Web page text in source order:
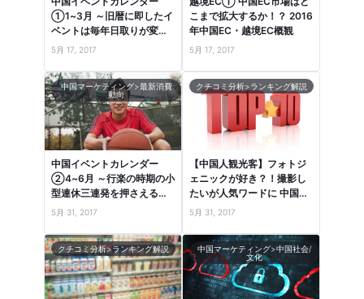
①1~3月 ～旧暦に即したイ
ベントは毎年日取りが変わ
るので注意！～
5月 17, 2017
こまで拡大するか！？ 2016
年中国EC・越境EC概観
5月 17, 2017
中国マーケティング>最新消費
動向
中国イベントカレンダー
②4~6月 ～行楽の時期の小
型連休三連発を押さえる！
～
5月 31, 2017
クチコミ分析>ランキング解説
【中国人観光客】フォトジ
ェニックが好き？！撮影し
たいが人気ワードに 中国口
コミランキングより
5月 31, 2017
クチコミ分析>ランキング解説
中国マーケティング>中国社会/
文化